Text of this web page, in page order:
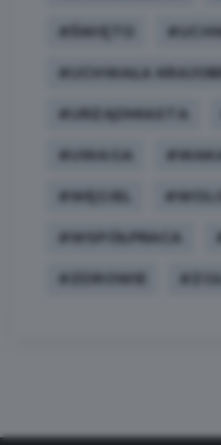
#ŚWIĘTO
#UCHWAŁA
#URZĄDMIASTA
#UWAGA
#WĘGIEL
#WSPÓŁPRACA
#ZDROWIE